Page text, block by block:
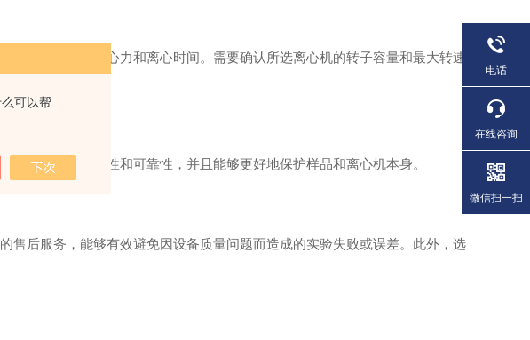
可以帮
速则决定了离心力和离心时间。需要确认所选离心机的转子容量和最大转速
高实验的准确性和可靠性，并且能够更好地保护样品和离心机本身。
后服务，能够有效避免因设备质量问题而造成的实验失败或误差。此外，选
电话
在线咨询
微信扫一扫